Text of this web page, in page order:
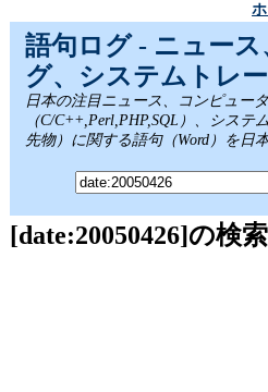
語句ログ - ニュー
グ、システムトレ
日本の注目ニュース、コンピュー
（C/C++,Perl,PHP,SQL）、シス
先物）に関する語句（Word）を日
[date:20050426]の検